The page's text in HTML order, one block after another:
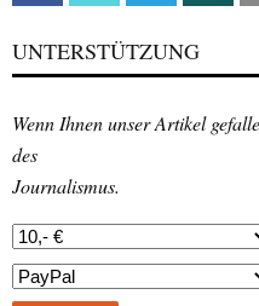
UNTERSTÜTZUNG
Wenn Ihnen unser Artikel
des
Journalismus.